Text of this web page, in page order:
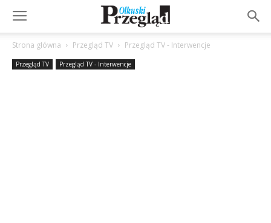
Strona główna Przegląd TV Przegląd TV - Interwencje
Przegląd TV Przegląd TV - Interwencje